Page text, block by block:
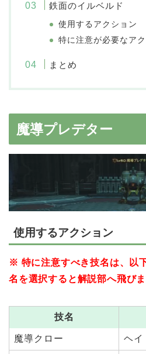
鉄面のイルベルド
使用するアクション
特に注意が必要なア
まとめ
魔導プレデター
使用するアクション
※ 特に注意すべき技名は、
名を選択すると解説部へ飛び
技名
魔導クロー ヘイ